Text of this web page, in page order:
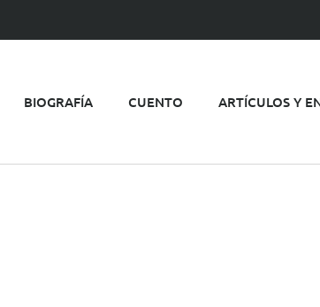
BIOGRAFÍA CUENTO ARTÍCULOS Y